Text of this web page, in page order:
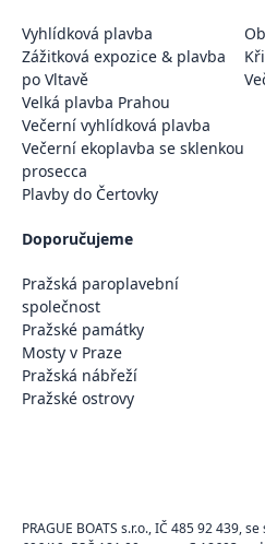
Vyhlídková plavba
Zážitková expozice & plavba
po Vltavě
Velká plavba Prahou
Večerní vyhlídková plavba
Večerní ekoplavba se sklenkou
prosecca
Plavby do Čertovky
Doporučujeme
Pražská paroplavební
společnost
Pražské památky
Mosty v Praze
Pražská nábřeží
Pražské ostrovy
PRAGUE BOATS s.r.o., IČ 485 92 439,